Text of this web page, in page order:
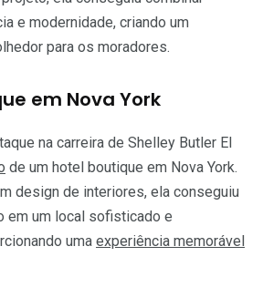
e modernidade, criando um
para os moradores.
em Nova York
na carreira de Shelley Butler El
de um hotel boutique em Nova York.
design de interiores, ela conseguiu
em um local sofisticado e
uma experiência memorável